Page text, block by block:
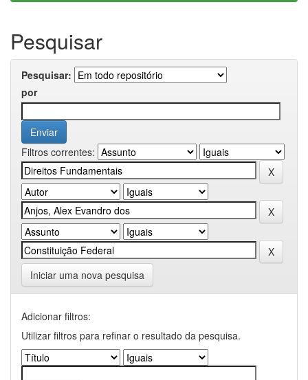
Pesquisar
Pesquisar:
por
Filtros correntes:
Iniciar uma nova pesquisa
Adicionar filtros:
Utilizar filtros para refinar o resultado da pesquisa.